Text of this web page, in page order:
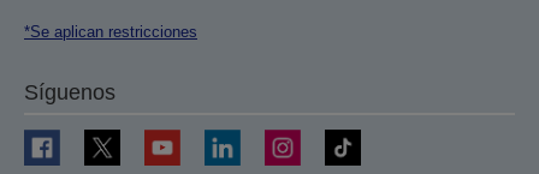
*Se aplican restricciones
Síguenos